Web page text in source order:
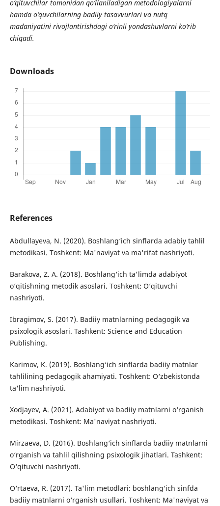
o‘qituvchilar tomonidan qo‘llaniladigan metodologiyalarni
hamda o‘quvchilarning badiiy tasavvurlari va nutq
madaniyatini rivojlantirishdagi o‘rinli yondashuvlarni ko‘rib
chiqadi.
Downloads
References
Abdullayeva, N. (2020). Boshlang‘ich sinflarda adabiy tahlil
metodikasi. Toshkent: Ma'naviyat va ma'rifat nashriyoti.
Barakova, Z. A. (2018). Boshlang‘ich ta'limda adabiyot
o‘qitishning metodik asoslari. Toshkent: O‘qituvchi
nashriyoti.
Ibragimov, S. (2017). Badiiy matnlarning pedagogik va
psixologik asoslari. Tashkent: Science and Education
Publishing.
Karimov, K. (2019). Boshlang‘ich sinflarda badiiy matnlar
tahlilining pedagogik ahamiyati. Toshkent: O‘zbekistonda
ta'lim nashriyoti.
Xodjayev, A. (2021). Adabiyot va badiiy matnlarni o‘rganish
metodikasi. Toshkent: Ma'naviyat nashriyoti.
Mirzaeva, D. (2016). Boshlang‘ich sinflarda badiiy matnlarni
o‘rganish va tahlil qilishning psixologik jihatlari. Tashkent:
O‘qituvchi nashriyoti.
O‘rtaeva, R. (2017). Ta'lim metodlari: boshlang‘ich sinfda
badiiy matnlarni o‘rganish usullari. Toshkent: Ma'naviyat va